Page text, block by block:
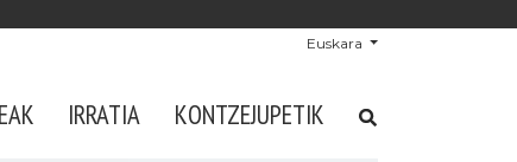
Euskara
IRRATIA KONTZEJUPETIK